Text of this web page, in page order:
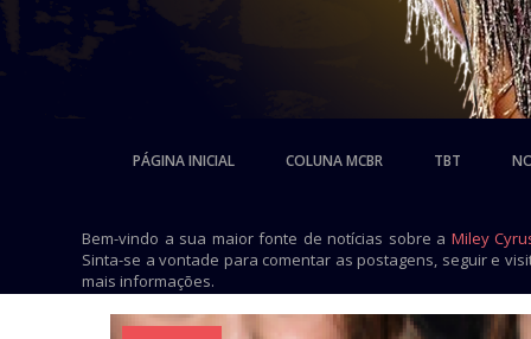
PÁGINA INICIAL COLUNA MCBR TBT
Bem-vindo a sua maior fonte de notícias sobre a Miley
Sinta-se a vontade para comentar as postagens, seguir e
mais informações.